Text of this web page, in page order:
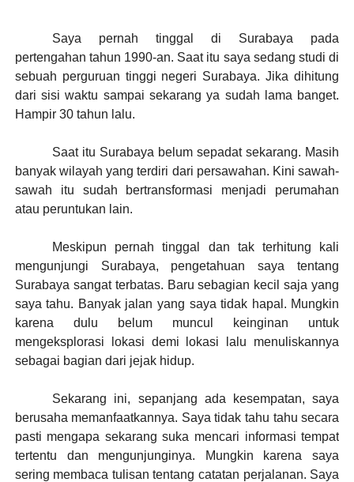
Saya pernah tinggal di Surabaya pada
pertengahan tahun 1990-an. Saat itu saya sedang studi di
sebuah perguruan tinggi negeri Surabaya. Jika dihitung
dari sisi waktu sampai sekarangya sudah lama banget.
Hampir 30 tahun lalu.
Saat itu Surabaya belum sepadat sekarang. Masih
banyak wilayah yang terdiri dari persawahan. Kini sawah-
sawah itu sudah bertransformasi menjadi perumahan
atau peruntukan lain.
Meskipun pernah tinggal dan tak terhitung kali
mengunjungi Surabaya, pengetahuan saya tentang
Surabaya sangat terbatas. Baru sebagian kecil saja yang
saya tahu. Banyak jalan yang saya tidak hapal. Mungkin
karena dulu belum muncul keinginan untuk
mengeksplorasi lokasi demi lokasi lalu menuliskannya
sebagai bagian dari jejak hidup.
Sekarang ini, sepanjang ada kesempatan, saya
berusaha memanfaatkannya. Saya tidak tahu tahu secara
pasti mengapa sekarang suka mencari informasi tempat
tertentu dan mengunjunginya. Mungkin karena saya
sering membaca tulisan tentang catatan perjalanan. Saya